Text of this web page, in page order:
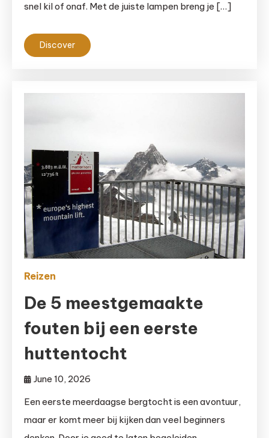
snel kil of onaf. Met de juiste lampen breng je […]
Discover
Reizen
De 5 meestgemaakte
fouten bij een eerste
huttentocht
June 10, 2026
Een eerste meerdaagse bergtocht is een avontuur,
maar er komt meer bij kijken dan veel beginners